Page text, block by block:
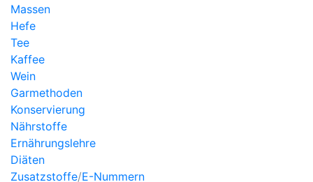
Massen
Hefe
Tee
Kaffee
Wein
Garmethoden
Konservierung
Nährstoffe
Ernährungslehre
Diäten
Zusatzstoffe/E-Nummern